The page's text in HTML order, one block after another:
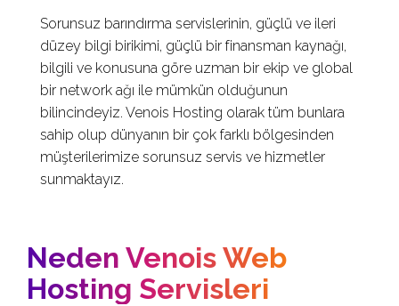
Sorunsuz barındırma servislerinin, güçlü ve ileri
düzey bilgi birikimi, güçlü bir finansman kaynağı,
bilgili ve konusuna göre uzman bir ekip ve global
bir network ağı ile mümkün olduğunun
bilincindeyiz. Venois Hosting olarak tüm bunlara
sahip olup dünyanın bir çok farklı bölgesinden
müşterilerimize sorunsuz servis ve hizmetler
sunmaktayız.
Neden Venois Web
Hosting Servisleri